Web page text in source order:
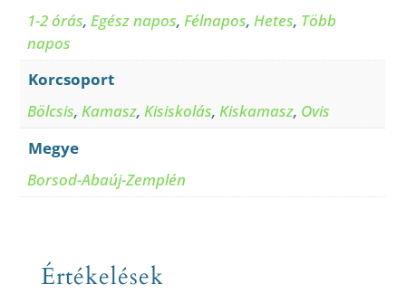
1-2 órás,Egész napos,Félnapos,Hetes, Több
napos
Korcsoport
Bölcsis,Kamasz,Kisiskolás,Kiskamasz, Ovis
Megye
Borsod-Abaúj-Zemplén
Értékelések